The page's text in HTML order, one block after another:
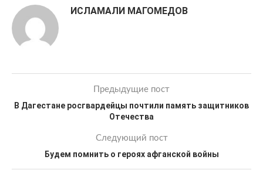
ИСЛАМАЛИ МАГОМЕДОВ
Предыдущие пост
В Дагестане росгвардейцы почтили память защитников
Отечества
Следующий пост
Будем помнить о героях афганской войны